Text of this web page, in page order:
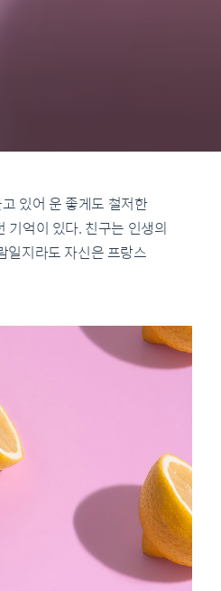
있어 운 좋게도 철저한
기억이 있다. 친구는 인생의
일지라도 자신은 프랑스